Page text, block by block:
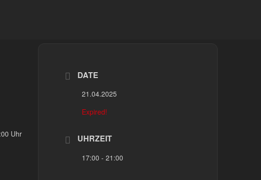
Uhr
DATE
21.04.2025
Expired!
UHRZEIT
17:00 - 21:00